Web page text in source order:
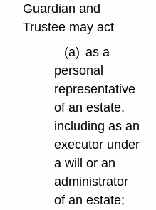
Guardian and
Trustee may act
(a) as a
personal
representative
of an estate,
including as an
executor under
a will or an
administrator
of an estate;